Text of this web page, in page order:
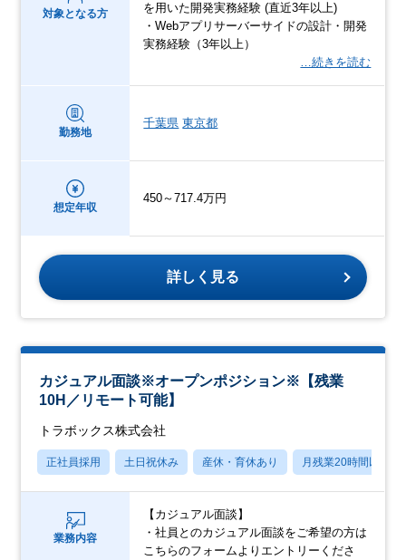
対象となる方
を用いた開発実務経験 (直近3年以上)
・Webアプリサーバーサイドの設計・開発
実務経験（3年以上）
…続きを読む
勤務地
千葉県 東京都
想定年収
450～717.4万円
詳しく見る
カジュアル面談※オープンポジション※【残業
10H／リモート可能】
トラボックス株式会社
正社員採用 土日祝休み 産休・育休あり 月残業20時間以内
業務内容
【カジュアル面談】
・社員とのカジュアル面談をご希望の方は
こちらのフォームよりエントリーくださ